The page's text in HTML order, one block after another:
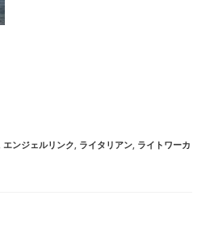
エンジェルリンク ライタリアン ライトワーカ